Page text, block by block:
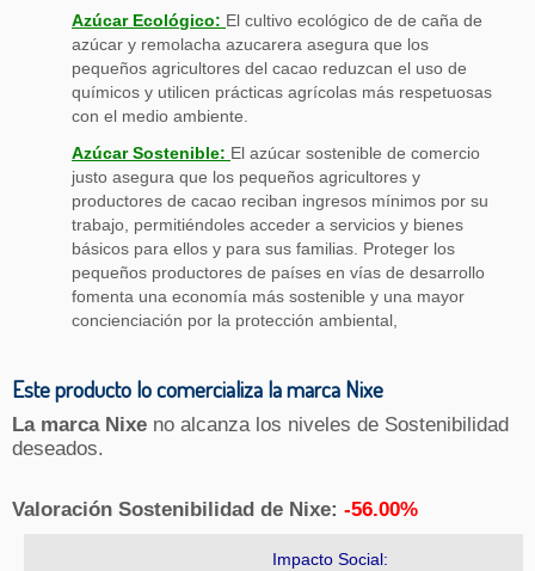
Azúcar Ecológico: El cultivo ecológico de de caña de
azúcar y remolacha azucarera asegura que los
pequeños agricultores del cacao reduzcan el uso de
químicos y utilicen prácticas agrícolas más respetuosas
con el medio ambiente.
Azúcar Sostenible: El azúcar sostenible de comercio
justo asegura que los pequeños agricultores y
productores de cacao reciban ingresos mínimos por su
trabajo, permitiéndoles acceder a servicios y bienes
básicos para ellos y para sus familias. Proteger los
pequeños productores de países en vías de desarrollo
fomenta una economía más sostenible y una mayor
concienciación por la protección ambiental,
Este producto lo comercializa la marca Nixe
La marca Nixe no alcanza los niveles de Sostenibilidad
deseados.
Valoración Sostenibilidad de Nixe: -56.00%
Impacto Social: